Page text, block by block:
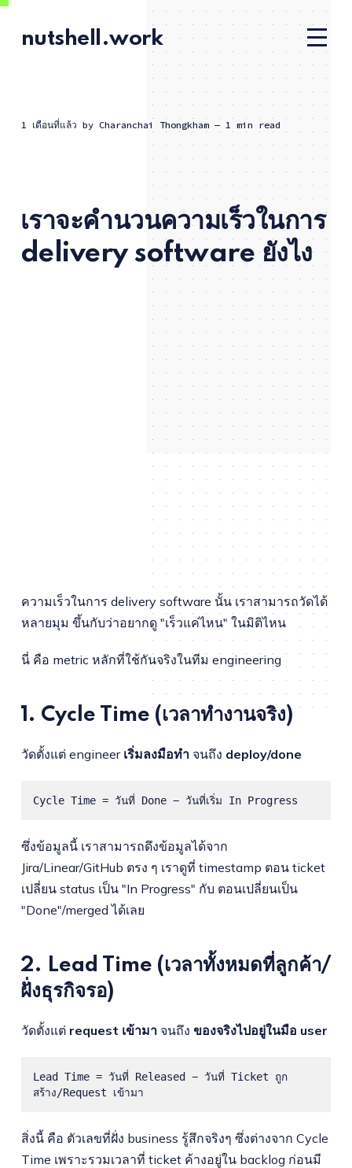
nutshell.work
1 เดือนที่แล้ว by Charanchai Thongkham — 1 min read
เราจะคำนวนความเร็วในการ
delivery software ยังไง
ความเร็วในการ delivery software นั้น เราสามารถวัดได้
หลายมุม ขึ้นกับว่าอยากดู "เร็วแค่ไหน" ในมิติไหน
นี่ คือ metric หลักที่ใช้กันจริงในทีม engineering
1. Cycle Time (เวลาทำงานจริง)
วัดตั้งแต่ engineer เริ่มลงมือทำจนถึง deploy/done
Cycle Time = วันที่ Done − วันที่เริ่ม In Progress
ซึ่งข้อมูลนี้ เราสามารถดึงข้อมูลได้จาก
Jira/Linear/GitHub ตรง ๆ เราดูที่ timestamp ตอน ticket
เปลี่ยน status เป็น "In Progress" กับ ตอนเปลี่ยนเป็น
"Done"/merged ได้เลย
2. Lead Time (เวลาทั้งหมดที่ลูกค้า/
ฝั่งธุรกิจรอ)
วัดตั้งแต่ request เข้ามาจนถึง ของจริงไปอยู่ในมือ user
Lead Time = วันที่ Released − วันที่ Ticket ถูก
สร้าง/Request เข้ามา
สิ่งนี้ คือ ตัวเลขที่ฝั่ง business รู้สึกจริงๆ ซึ่งต่างจาก Cycle
Time เพราะรวมเวลาที่ ticket ค้างอยู่ใน backlog ก่อนมี